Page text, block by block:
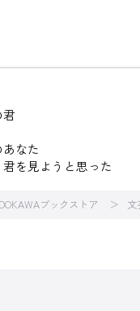
なた
を見ようと思った
ブックストア 文